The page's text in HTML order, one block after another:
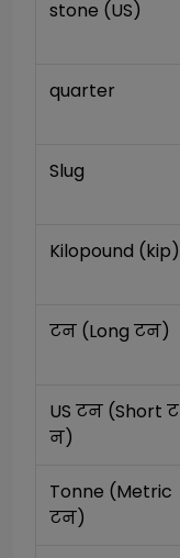
stone (US)
quarter
Slug
Kilopound (kip)
टन (Long टन)
US टन (Short ट
न)
Tonne (Metric
टन)